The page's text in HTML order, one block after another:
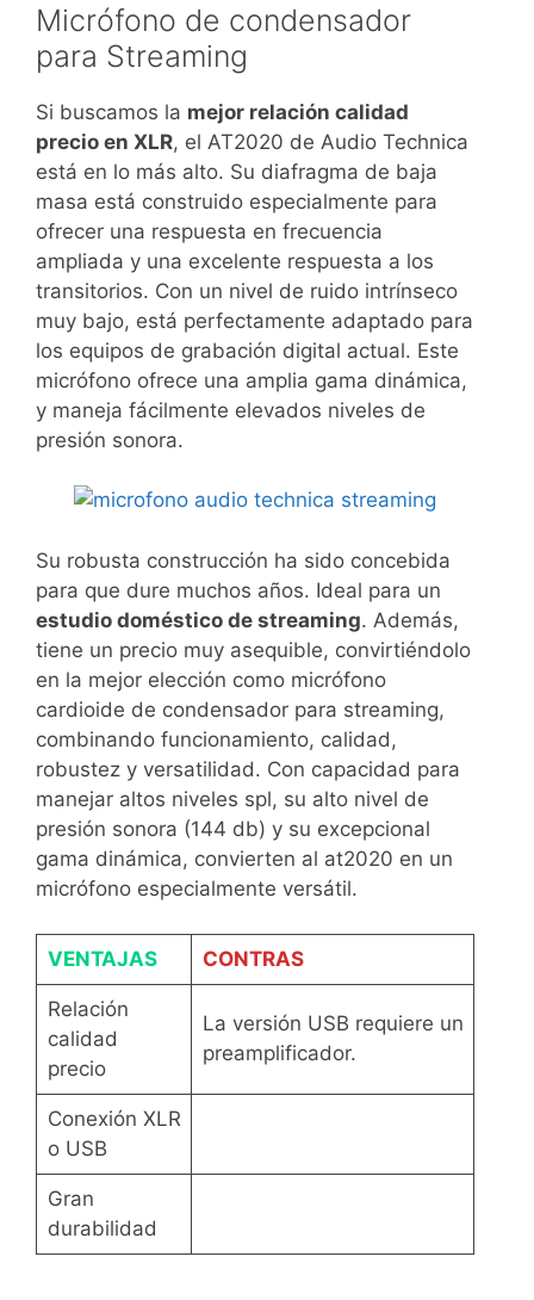
Micrófono de condensador
para Streaming
Si buscamos la mejor relación calidad
precio en XLR, el AT2020 de Audio Technica
está en lo más alto. Su diafragma de baja
masa está construido especialmente para
ofrecer una respuesta en frecuencia
ampliada y una excelente respuesta a los
transitorios. Con un nivel de ruido intrínseco
muy bajo, está perfectamente adaptado para
los equipos de grabación digital actual. Este
micrófono ofrece una amplia gama dinámica,
y maneja fácilmente elevados niveles de
presión sonora.
Su robusta construcción ha sido concebida
para que dure muchos años. Ideal para un
estudio doméstico de streaming. Además,
tiene un precio muy asequible, convirtiéndolo
en la mejor elección como micrófono
cardioide de condensador para streaming,
combinando funcionamiento, calidad,
robustez y versatilidad. Con capacidad para
manejar altos niveles spl, su alto nivel de
presión sonora (144 db) y su excepcional
gama dinámica, convierten al at2020 en un
micrófono especialmente versátil.
VENTAJAS CONTRAS
Relación
calidad
precio
La versión USB requiere un
preamplificador.
Conexión XLR
o USB
Gran
durabilidad